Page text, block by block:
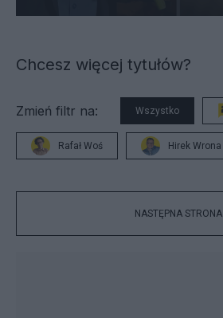
Chcesz więcej tytułów?
Zmień filtr na: Wszystko
Rafał Woś Hirek Wrona
NASTĘPNA STRONA